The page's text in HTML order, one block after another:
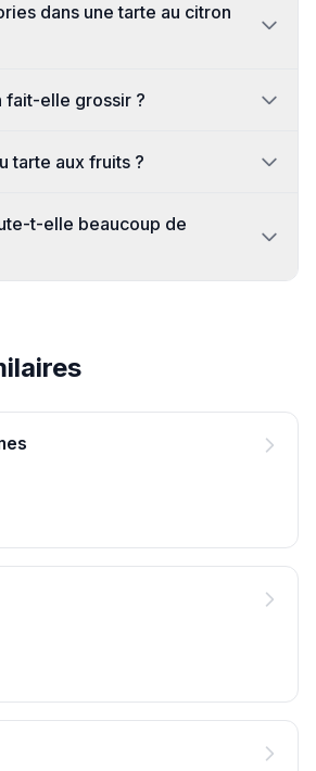
dans une tarte au citron
fait-elle grossir ?
tarte aux fruits ?
t-elle beaucoup de